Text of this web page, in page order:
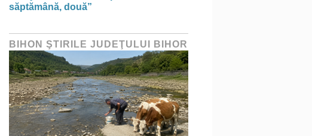
săptămână, două”
BIHON ŞTIRILE JUDEŢULUI BIHOR